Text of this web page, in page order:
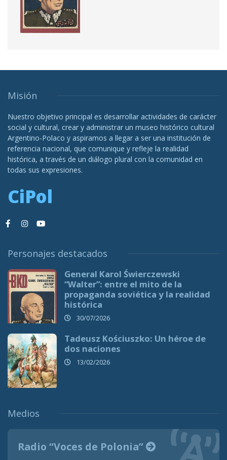
Misión
Nuestro objetivo principal es desarrollar actividades de carácter
social y cultural, crear y administrar un museo histórico cultural
Argentino-Polaco y aspiramos a llegar a ser una institución de
referencia nacional, que comunique y refleje la realidad
histórica, a través de un diálogo plural con la comunidad en
todas sus expresiones.
CiPol
Personajes destacados
General Karol Świerczewski
“Walter”: entre el mito de la
propaganda soviética y la realidad
histórica
30/07/2026
Tadeusz Kościuszko: Un héroe de
dos naciones
13/02/2026
Medios
Radio “Voces de Polonia”